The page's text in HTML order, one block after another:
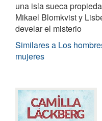
una isla sueca
Mikael Blomkvist y
develar el misterio
Similares a Los
mujeres